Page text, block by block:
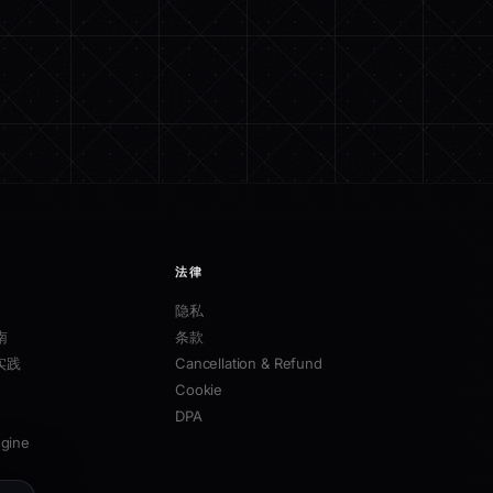
践
法律
隐私
条款
Cancellation & Refund
Cookie
DPA